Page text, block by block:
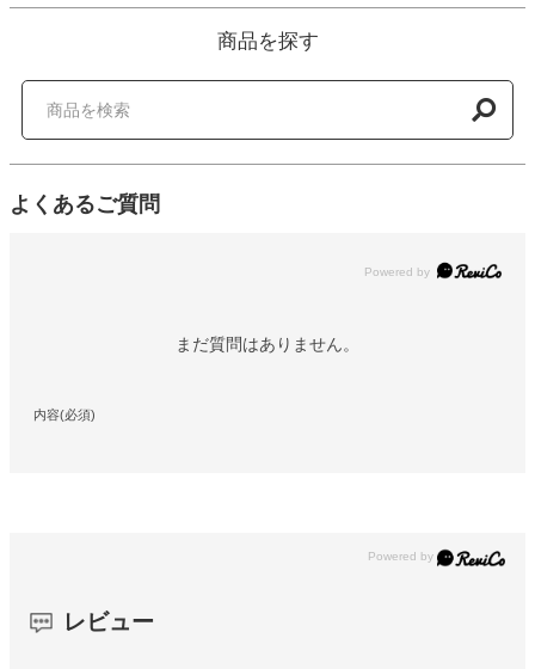
商品を探す
よくあるご質問
Powered by
まだ質問はありません。
内容(必須)
レビュー